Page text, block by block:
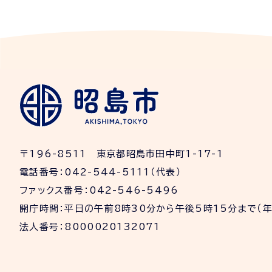
〒196-8511 東京都昭島市田中町1-17-1
電話番号：042-544-5111（代表）
ファックス番号：042-546-5496
開庁時間：平日の午前8時30分から午後5時15分まで（年
法人番号：8000020132071